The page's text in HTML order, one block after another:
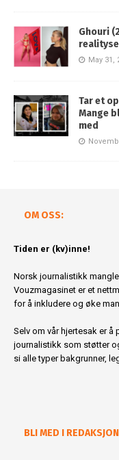
Ghouri
May 31,
Tar et
Mange
med
OM OSS:
Tiden er (kv)inne!
Norsk journalistikk
Vouzmagasinet er et
for å inkludere og øke
Selv om vår hjertesak er å
journalistikk som støtter
si alle typer bakgrunner,
BLI MED I